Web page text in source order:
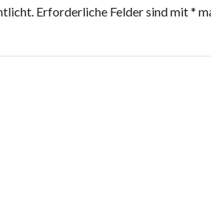
Erforderliche Felder sind mit*